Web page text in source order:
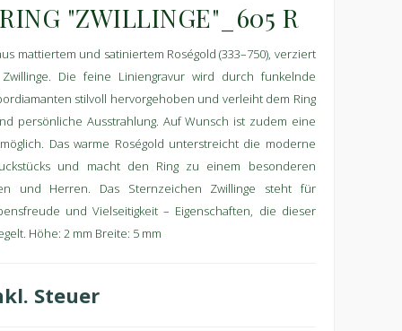
"ZWILLINGE"_605 R
mattiertem und satiniertem Roségold (333–750), verziert
Die feine Liniengravur wird durch funkelnde
stilvoll hervorgehoben und verleiht dem Ring
persönliche Ausstrahlung. Auf Wunsch ist zudem eine
Das warme Roségold unterstreicht die moderne
und macht den Ring zu einem besonderen
und Herren. Das Sternzeichen Zwillinge steht für
und Vielseitigkeit – Eigenschaften, die dieser
Höhe: 2 mm Breite: 5 mm
Steuer